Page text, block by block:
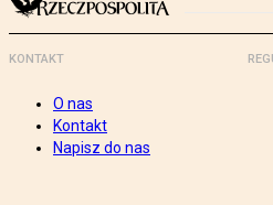
KONTAKT
O nas
Kontakt
Napisz do nas